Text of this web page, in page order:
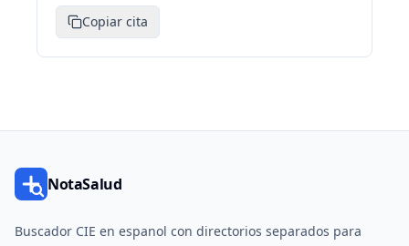
Copiar cita
NotaSalud
Buscador CIE en espanol con directorios separados para